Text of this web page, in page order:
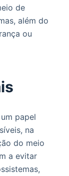
de
além do
ou
papel
na
do meio
a evitar